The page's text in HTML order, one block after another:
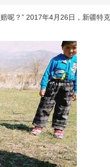
呢？” 2017年4月26日，新疆特